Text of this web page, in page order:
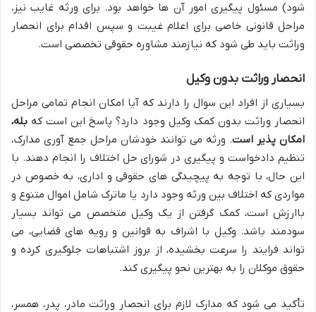
شود) مسئول پیگیری امور آن ها خواهد بود. برای ورثه غایب نیز،
مراحل قانونی خاصی برای اعلام غیبت و سپس اقدام برای انحصار
وراثت باید طی شود که نیازمند مشاوره حقوقی تخصصی است.
انحصار وراثت بدون وکیل
بسیاری از افراد این سوال را دارند که آیا امکان انجام تمامی مراحل
انحصار وراثت بدون کمک وکیل وجود دارد؟ پاسخ این است که بله،
امکان پذیر است. ورثه می توانند خودشان مراحل جمع آوری مدارک،
تنظیم دادخواست و پیگیری در شورای حل اختلاف را انجام دهند. با
این حال، با توجه به پیچیدگی های حقوقی و اداری، به خصوص در
مواردی که اختلاف بین ورثه وجود دارد یا ماترک شامل اموال متنوع و
باارزش است، کمک گرفتن از یک وکیل متخصص می تواند بسیار
سودمند باشد. وکیل با اشراف به قوانین و رویه های قضایی، می
تواند فرایند را سرعت بخشیده، از بروز اشتباهات جلوگیری کرده و
حقوق موکلان را به بهترین نحو پیگیری کند.
تأکید می شود که مدارک لازم برای انحصار وراثت مادر، پدر، همسر،